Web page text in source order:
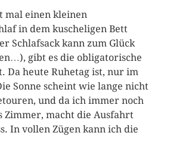
mal einen kleinen
in dem kuscheligen Bett
Schlafsack kann zum Glück
gibt es die obligatorische
Da heute Ruhetag ist, nur im
Sonne scheint wie lange nicht
und da ich immer noch
Zimmer, macht die Ausfahrt
In vollen Zügen kann ich die